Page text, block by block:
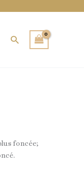
Rechercher
foncée;